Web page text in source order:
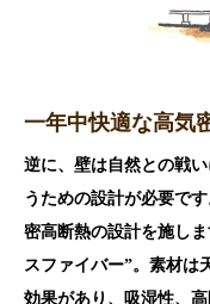
一年中快適な高気
逆に、壁は自然との戦
うための設計が必要で
密高断熱の設計を施し
スファイバー”。素材は
効果があり、吸湿性、